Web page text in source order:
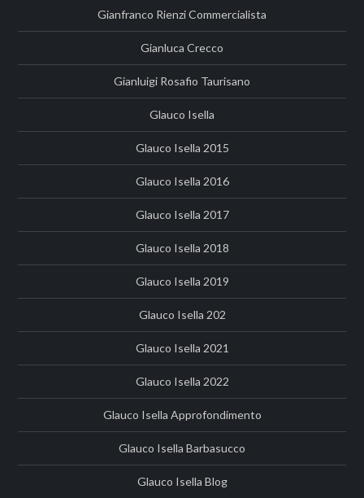
Gianfranco Rienzi Commercialista
Gianluca Crecco
Gianluigi Rosafio Taurisano
Glauco Isella
Glauco Isella 2015
Glauco Isella 2016
Glauco Isella 2017
Glauco Isella 2018
Glauco Isella 2019
Glauco Isella 202
Glauco Isella 2021
Glauco Isella 2022
Glauco Isella Approfondimento
Glauco Isella Barbasucco
Glauco Isella Blog